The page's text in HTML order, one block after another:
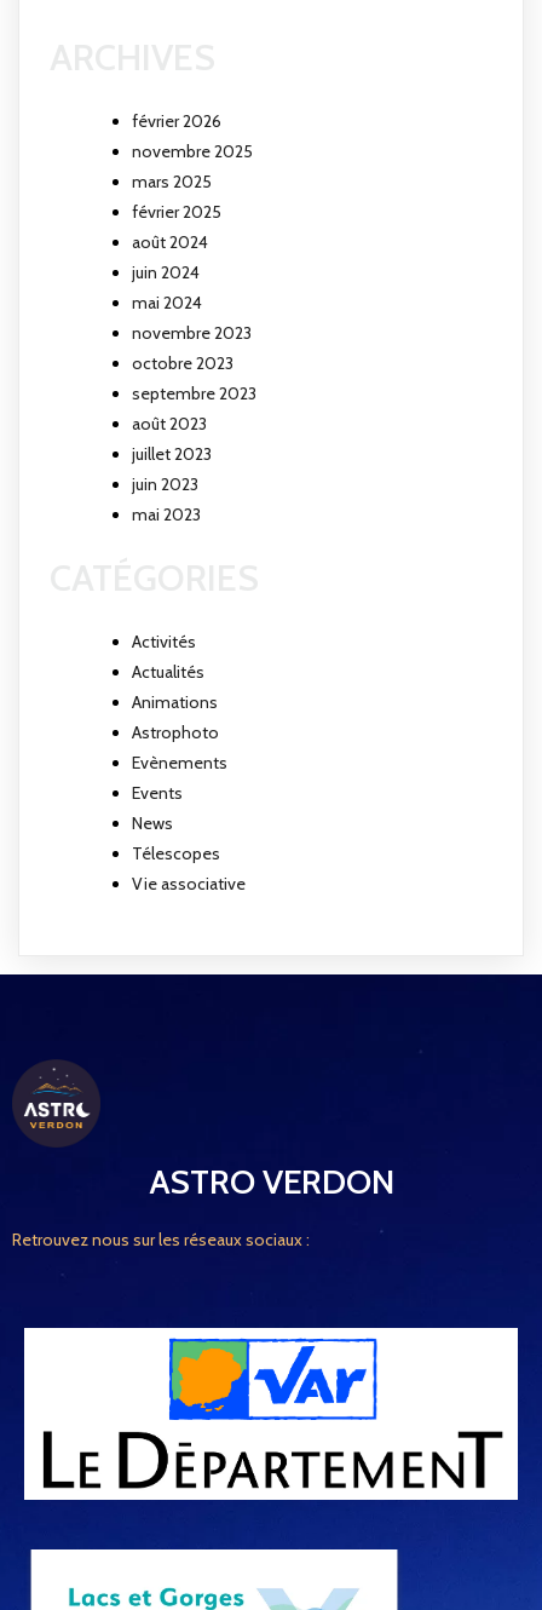
février 2026
novembre 2025
mars 2025
février 2025
août 2024
juin 2024
mai 2024
novembre 2023
octobre 2023
septembre 2023
août 2023
juillet 2023
juin 2023
mai 2023
Activités
Actualités
Animations
Astrophoto
Evènements
Events
News
Télescopes
Vie associative
ASTRO VERDON
Retrouvez nous sur les réseaux sociaux :